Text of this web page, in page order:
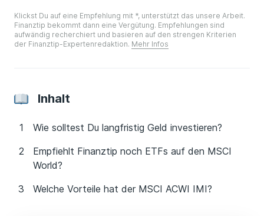
Klickst Du auf eine Empfehlung mit *, unterstützt das unsere Arbeit.
Finanztip bekommt dann eine Vergütung. Empfehlungen sind
aufwändig recherchiert und basieren auf den strengen Kriterien
der Finanztip-Expertenredaktion. Mehr Infos
Inhalt
Wie solltest Du langfristig Geld investieren?
Empfiehlt Finanztip noch ETFs auf den MSCI
World?
Welche Vorteile hat der MSCI ACWI IMI?